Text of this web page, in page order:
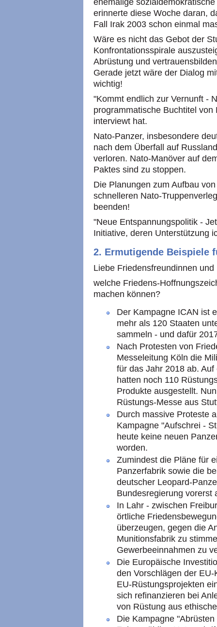
erinnerte diese Woche daran,
Fall Irak 2003 schon einmal
Wäre es nicht das Gebot der
Konfrontationsspirale
Abrüstung und
Gerade jetzt wäre der Dialog
wichtig!
"Kommt endlich zur Vernunft -
programmatische Buchtitel
interviewt hat.
Nato-Panzer, insbesondere
nach dem Überfall auf
verloren. Nato-Manöver auf
Paktes sind zu stoppen.
Die Planungen zum Aufbau
schnelleren Nato-
beenden!
"Neue Entspannungspolitik -
Initiative, deren Unterstützung
2. Ermutigende Beispiele
Liebe Friedensfreundinnen
welche Friedens-
machen können?
Der Kampagne ICAN ist
mehr als 120 Staaten
sammeln - und dafür
Nach Protesten von
Messeleitung Köln die
für das Jahr 2018 ab.
hatten noch 110
Produkte ausgestellt.
Rüstungs-Messe aus
Durch massive Proteste
Kampagne "Aufschrei -
heute keine neuen
worden.
Zumindest die Pläne für
Panzerfabrik sowie die
deutscher Leopard-
Bundesregierung vorerst
In Lahr - zwischen
örtliche
überzeugen, gegen die
Munitionsfabrik zu
Gewerbeeinnahmen zu
Die Europäische
den Vorschlägen der
EU-Rüstungsprojekten
sich refinanzieren bei
von Rüstung aus
Die Kampagne